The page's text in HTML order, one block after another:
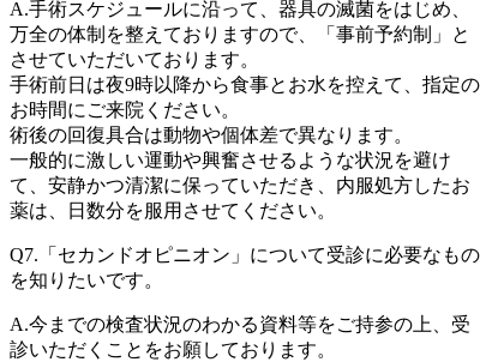
A.手術スケジュールに沿って、器具の滅菌をはじめ、
万全の体制を整えておりますので、「事前予約制」と
させていただいております。
手術前日は夜9時以降から食事とお水を控えて、指定の
お時間にご来院ください。
術後の回復具合は動物や個体差で異なります。
一般的に激しい運動や興奮させるような状況を避け
て、安静かつ清潔に保っていただき、内服処方したお
薬は、日数分を服用させてください。
Q7. 「セカンドオピニオン」について受診に必要なもの
を知りたいです。
A.今までの検査状況のわかる資料等をご持参の上、受
診いただくことをお願しております。